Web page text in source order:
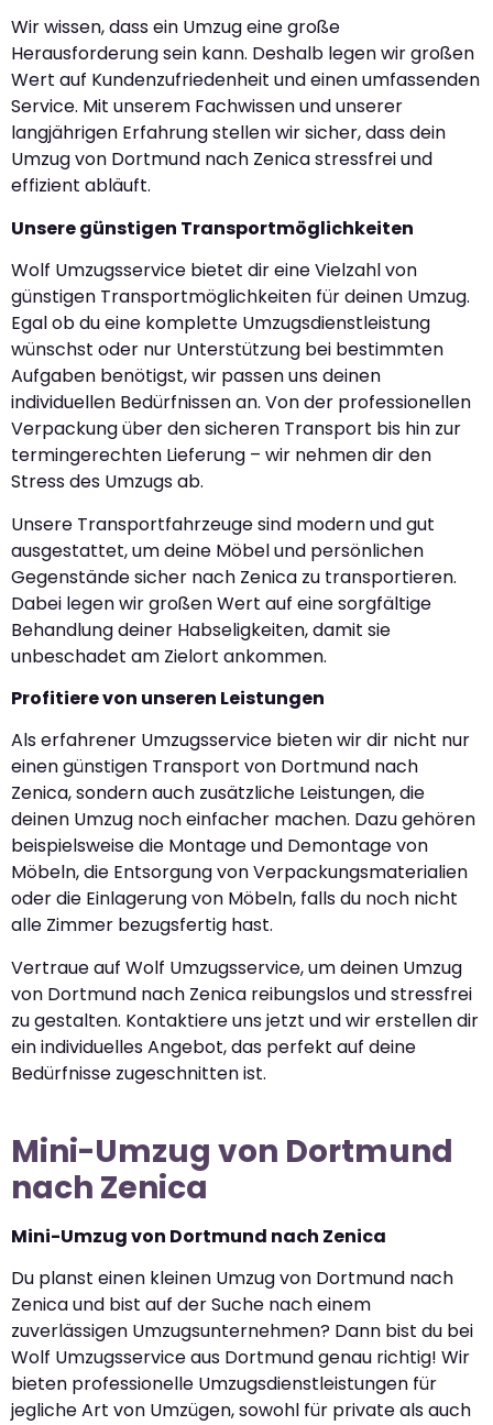
Wir wissen, dass ein Umzug eine große
Herausforderung sein kann. Deshalb legen wir großen
Wert auf Kundenzufriedenheit und einen umfassenden
Service. Mit unserem Fachwissen und unserer
langjährigen Erfahrung stellen wir sicher, dass dein
Umzug von Dortmund nach Zenica stressfrei und
effizient abläuft.
Unsere günstigen Transportmöglichkeiten
Wolf Umzugsservice bietet dir eine Vielzahl von
günstigen Transportmöglichkeiten für deinen Umzug.
Egal ob du eine komplette Umzugsdienstleistung
wünschst oder nur Unterstützung bei bestimmten
Aufgaben benötigst, wir passen uns deinen
individuellen Bedürfnissen an. Von der professionellen
Verpackung über den sicheren Transport bis hin zur
termingerechten Lieferung – wir nehmen dir den
Stress des Umzugs ab.
Unsere Transportfahrzeuge sind modern und gut
ausgestattet, um deine Möbel und persönlichen
Gegenstände sicher nach Zenica zu transportieren.
Dabei legen wir großen Wert auf eine sorgfältige
Behandlung deiner Habseligkeiten, damit sie
unbeschadet am Zielort ankommen.
Profitiere von unseren Leistungen
Als erfahrener Umzugsservice bieten wir dir nicht nur
einen günstigen Transport von Dortmund nach
Zenica, sondern auch zusätzliche Leistungen, die
deinen Umzug noch einfacher machen. Dazu gehören
beispielsweise die Montage und Demontage von
Möbeln, die Entsorgung von Verpackungsmaterialien
oder die Einlagerung von Möbeln, falls du noch nicht
alle Zimmer bezugsfertig hast.
Vertraue auf Wolf Umzugsservice, um deinen Umzug
von Dortmund nach Zenica reibungslos und stressfrei
zu gestalten. Kontaktiere uns jetzt und wir erstellen dir
ein individuelles Angebot, das perfekt auf deine
Bedürfnisse zugeschnitten ist.
Mini-Umzug von Dortmund
nach Zenica
Mini-Umzug von Dortmund nach Zenica
Du planst einen kleinen Umzug von Dortmund nach
Zenica und bist auf der Suche nach einem
zuverlässigen Umzugsunternehmen? Dann bist du bei
Wolf Umzugsservice aus Dortmund genau richtig! Wir
bieten professionelle Umzugsdienstleistungen für
jegliche Art von Umzügen, sowohl für private als auch